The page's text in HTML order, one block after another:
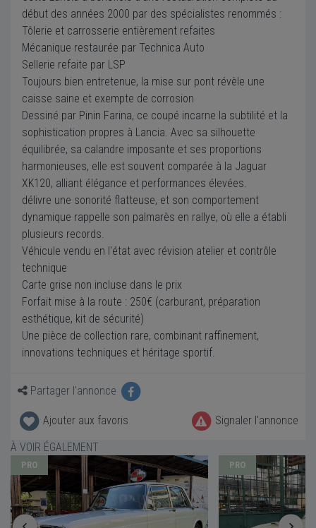
début des années 2000 par des spécialistes renommés :
Tôlerie et carrosserie entièrement refaites
Mécanique restaurée par Technica Auto
Sellerie refaite par LSP
Toujours bien entretenue, la mise sur pont révèle une
caisse saine et exempte de corrosion
Dessiné par Pinin Farina, ce coupé incarne la subtilité et la
sophistication propres à Lancia. Avec sa silhouette
équilibrée, sa calandre imposante et ses proportions
harmonieuses, elle est souvent comparée à la Jaguar
XK120, alliant élégance et performances élevées.
délivre une sonorité flatteuse, et son comportement
dynamique rappelle son palmarès en rallye, où elle a établi
plusieurs records.
Véhicule vendu en l'état avec révision atelier et contrôle
technique
Carte grise non incluse dans le prix
Forfait mise à la route : 250€ (carburant, préparation
esthétique, kit de sécurité)
Une pièce de collection rare, combinant raffinement,
innovations techniques et héritage sportif.
Partager l'annonce
Ajouter aux favoris
Signaler l'annonce
À VOIR ÉGALEMENT
PRO PRO